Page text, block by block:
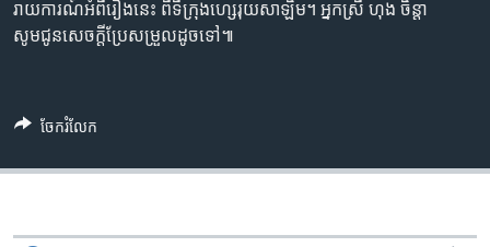
រករាយការណ៍​អំពី​រឿង​នេះ ពី​ទីក្រុង​ហ្សេរុយសាឡិម។ អ្នកស្រី ហុង​ ចិន្តា​
សូមជូន​សេចក្តីប្រែសម្រួល​ដូច​ទៅ៕
ចែករំលែក